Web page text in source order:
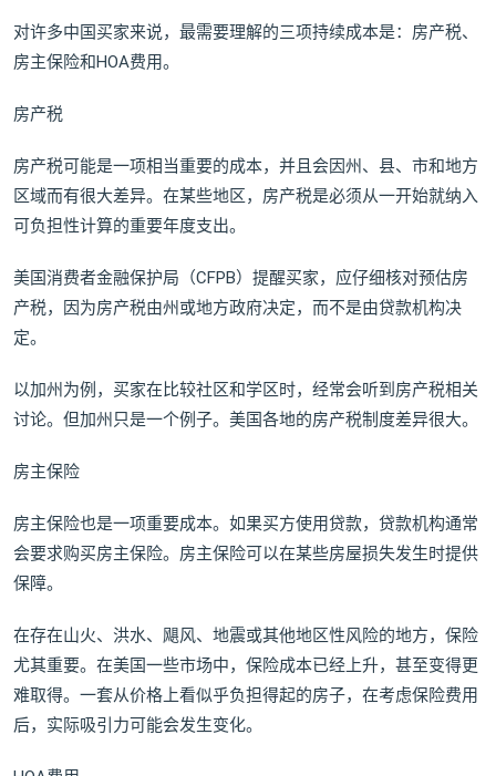
对许多中国买家来说，最需要理解的三项持续成本是：房产税、
房主保险和HOA费用。
房产税
房产税可能是一项相当重要的成本，并且会因州、县、市和地方
区域而有很大差异。在某些地区，房产税是必须从一开始就纳入
可负担性计算的重要年度支出。
美国消费者金融保护局（CFPB）提醒买家，应仔细核对预估房
产税，因为房产税由州或地方政府决定，而不是由贷款机构决
定。
以加州为例，买家在比较社区和学区时，经常会听到房产税相关
讨论。但加州只是一个例子。美国各地的房产税制度差异很大。
房主保险
房主保险也是一项重要成本。如果买方使用贷款，贷款机构通常
会要求购买房主保险。房主保险可以在某些房屋损失发生时提供
保障。
在存在山火、洪水、飓风、地震或其他地区性风险的地方，保险
尤其重要。在美国一些市场中，保险成本已经上升，甚至变得更
难取得。一套从价格上看似乎负担得起的房子，在考虑保险费用
后，实际吸引力可能会发生变化。